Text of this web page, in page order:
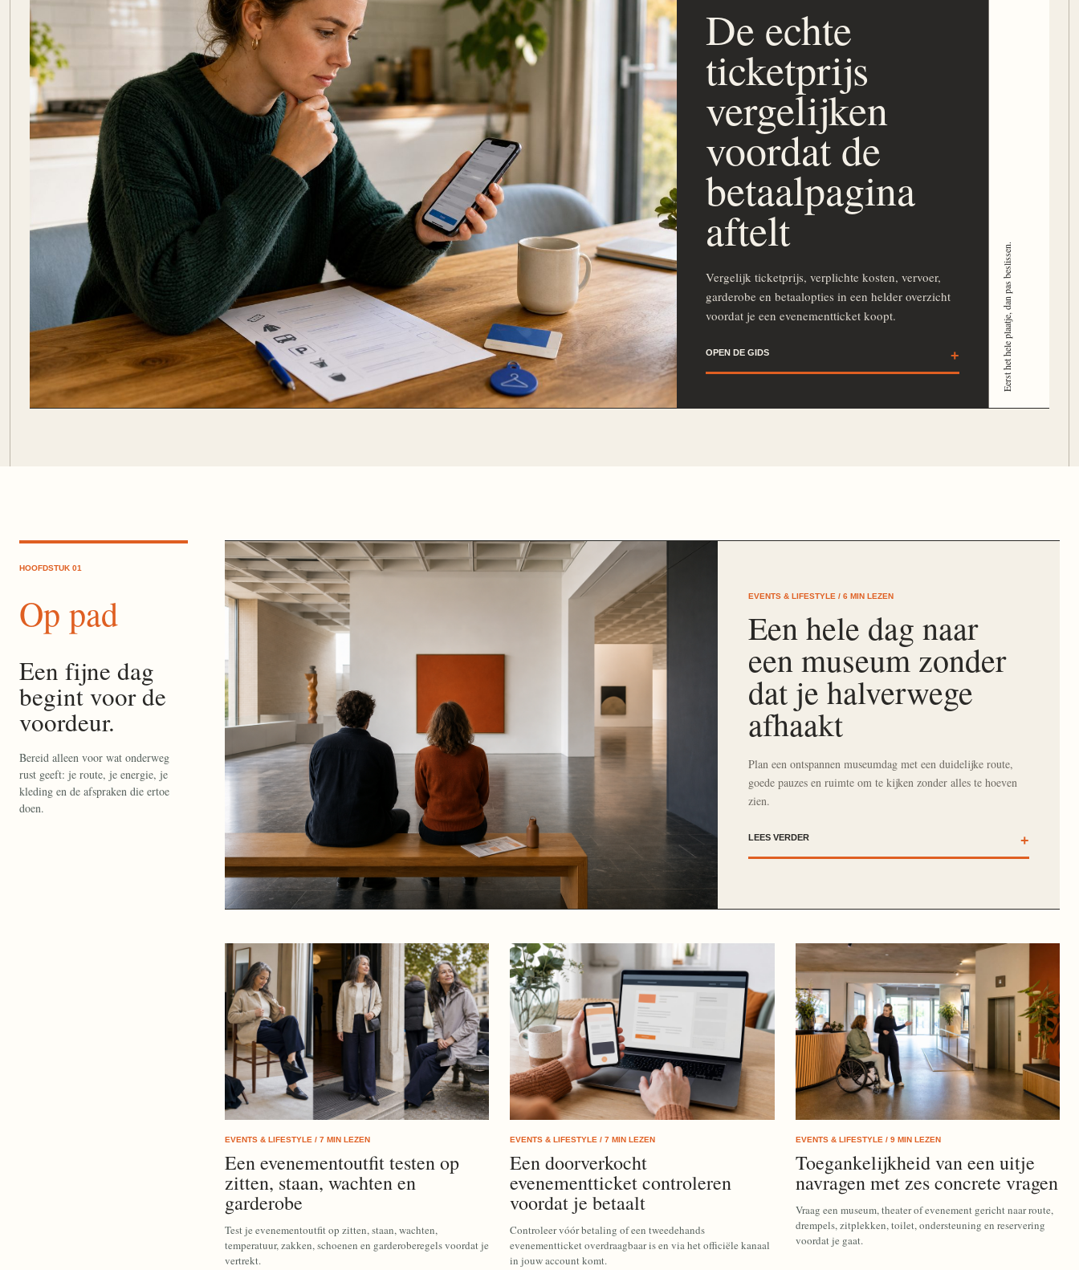
De echte
ticketprijs
vergelijken
voordat de
betaalpagina
aftelt
Vergelijk ticketprijs, verplichte kosten, vervoer,
garderobe en betaalopties in een helder overzicht
voordat je een evenementticket koopt.
OPEN DE GIDS + Eerst het hele plaatje, dan pas beslissen.
HOOFDSTUK 01
Op pad
Een fijne dag
begint voor de
voordeur.
Bereid alleen voor wat onderweg
rust geeft: je route, je energie, je
kleding en de afspraken die ertoe
doen.
EVENTS & LIFESTYLE / 6 MIN LEZEN
Een hele dag naar
een museum zonder
dat je halverwege
afhaakt
Plan een ontspannen museumdag met een duidelijke route,
goede pauzes en ruimte om te kijken zonder alles te hoeven
zien.
LEES VERDER +
EVENTS & LIFESTYLE / 7 MIN LEZEN
Een evenementoutfit testen op
zitten, staan, wachten en
garderobe
Test je evenementoutfit op zitten, staan, wachten,
temperatuur, zakken, schoenen en garderoberegels voordat je
vertrekt.
EVENTS & LIFESTYLE / 7 MIN LEZEN
Een doorverkocht
evenementticket controleren
voordat je betaalt
Controleer vóór betaling of een tweedehands
evenementticket overdraagbaar is en via het officiële kanaal
in jouw account komt.
EVENTS & LIFESTYLE / 9 MIN LEZEN
Toegankelijkheid van een uitje
navragen met zes concrete vragen
Vraag een museum, theater of evenement gericht naar route,
drempels, zitplekken, toilet, ondersteuning en reservering
voordat je gaat.